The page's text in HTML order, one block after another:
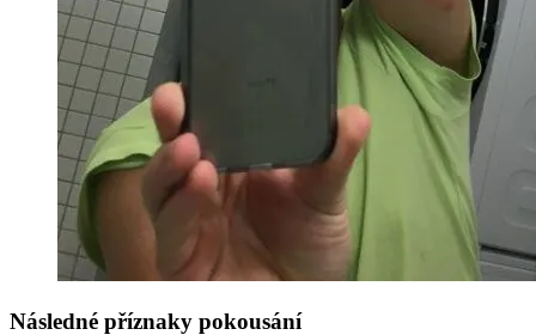
Následné příznaky pokousání